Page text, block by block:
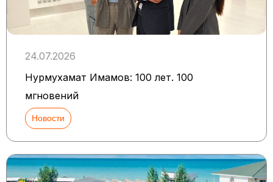
24.07.2026
Нурмухамат Имамов: 100 лет. 100
мгновений
Новости